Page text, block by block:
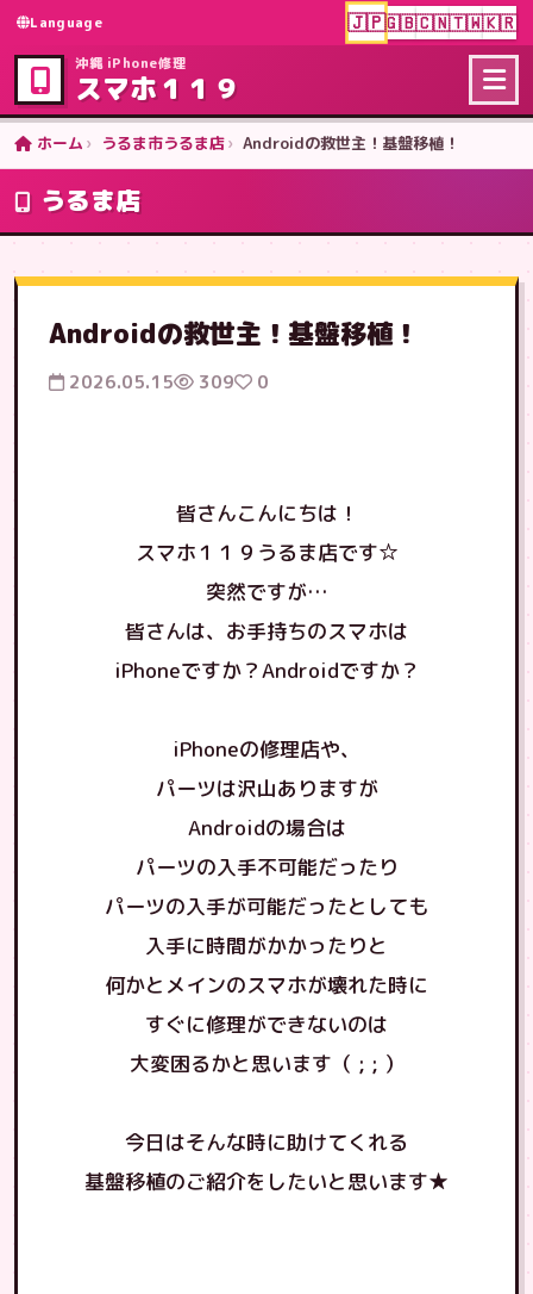
Language 🇯🇵🇬🇧🇨🇳🇹🇼🇰🇷
沖縄 iPhone修理
スマホ１１９
ホーム うるま市うるま店 Androidの救世主！基盤移植！
うるま店
Androidの救世主！基盤移植！
2026.05.15 309 0
皆さんこんにちは！
スマホ１１９うるま店です☆
突然ですが…
皆さんは、お手持ちのスマホは
iPhoneですか？Androidですか？
iPhoneの修理店や、
パーツは沢山ありますが
Androidの場合は
パーツの入手不可能だったり
パーツの入手が可能だったとしても
入手に時間がかかったりと
何かとメインのスマホが壊れた時に
すぐに修理ができないのは
大変困るかと思います（ ; ; ）
今日はそんな時に助けてくれる
基盤移植のご紹介をしたいと思います★